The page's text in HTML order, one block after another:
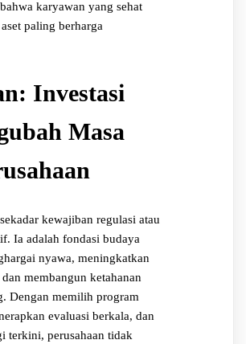
karyawan yang sehat
paling berharga
Investasi
Masa
kewajiban regulasi atau
Ia adalah fondasi budaya
nyawa, meningkatkan
membangun ketahanan
Dengan memilih program
evaluasi berkala, dan
terkini, perusahaan tidak